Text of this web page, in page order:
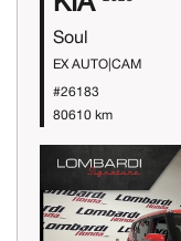
Soul
EX AUTO|CAM
#26183
80610 km